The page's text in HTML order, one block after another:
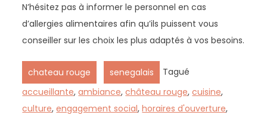
N’hésitez pas à informer le personnel en cas
d’allergies alimentaires afin qu’ils puissent vous
conseiller sur les choix les plus adaptés à vos besoins.
chateau rouge senegalais
Tagué
accueillante,ambiance,château rouge,cuisine,
culture,engagement social,horaires d'ouverture,